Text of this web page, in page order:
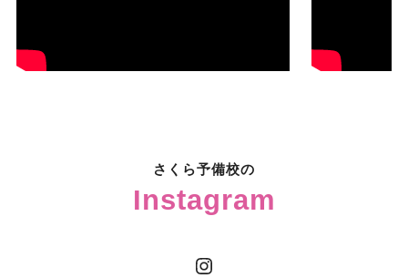
さくら予備校の
Instagram
Instagram